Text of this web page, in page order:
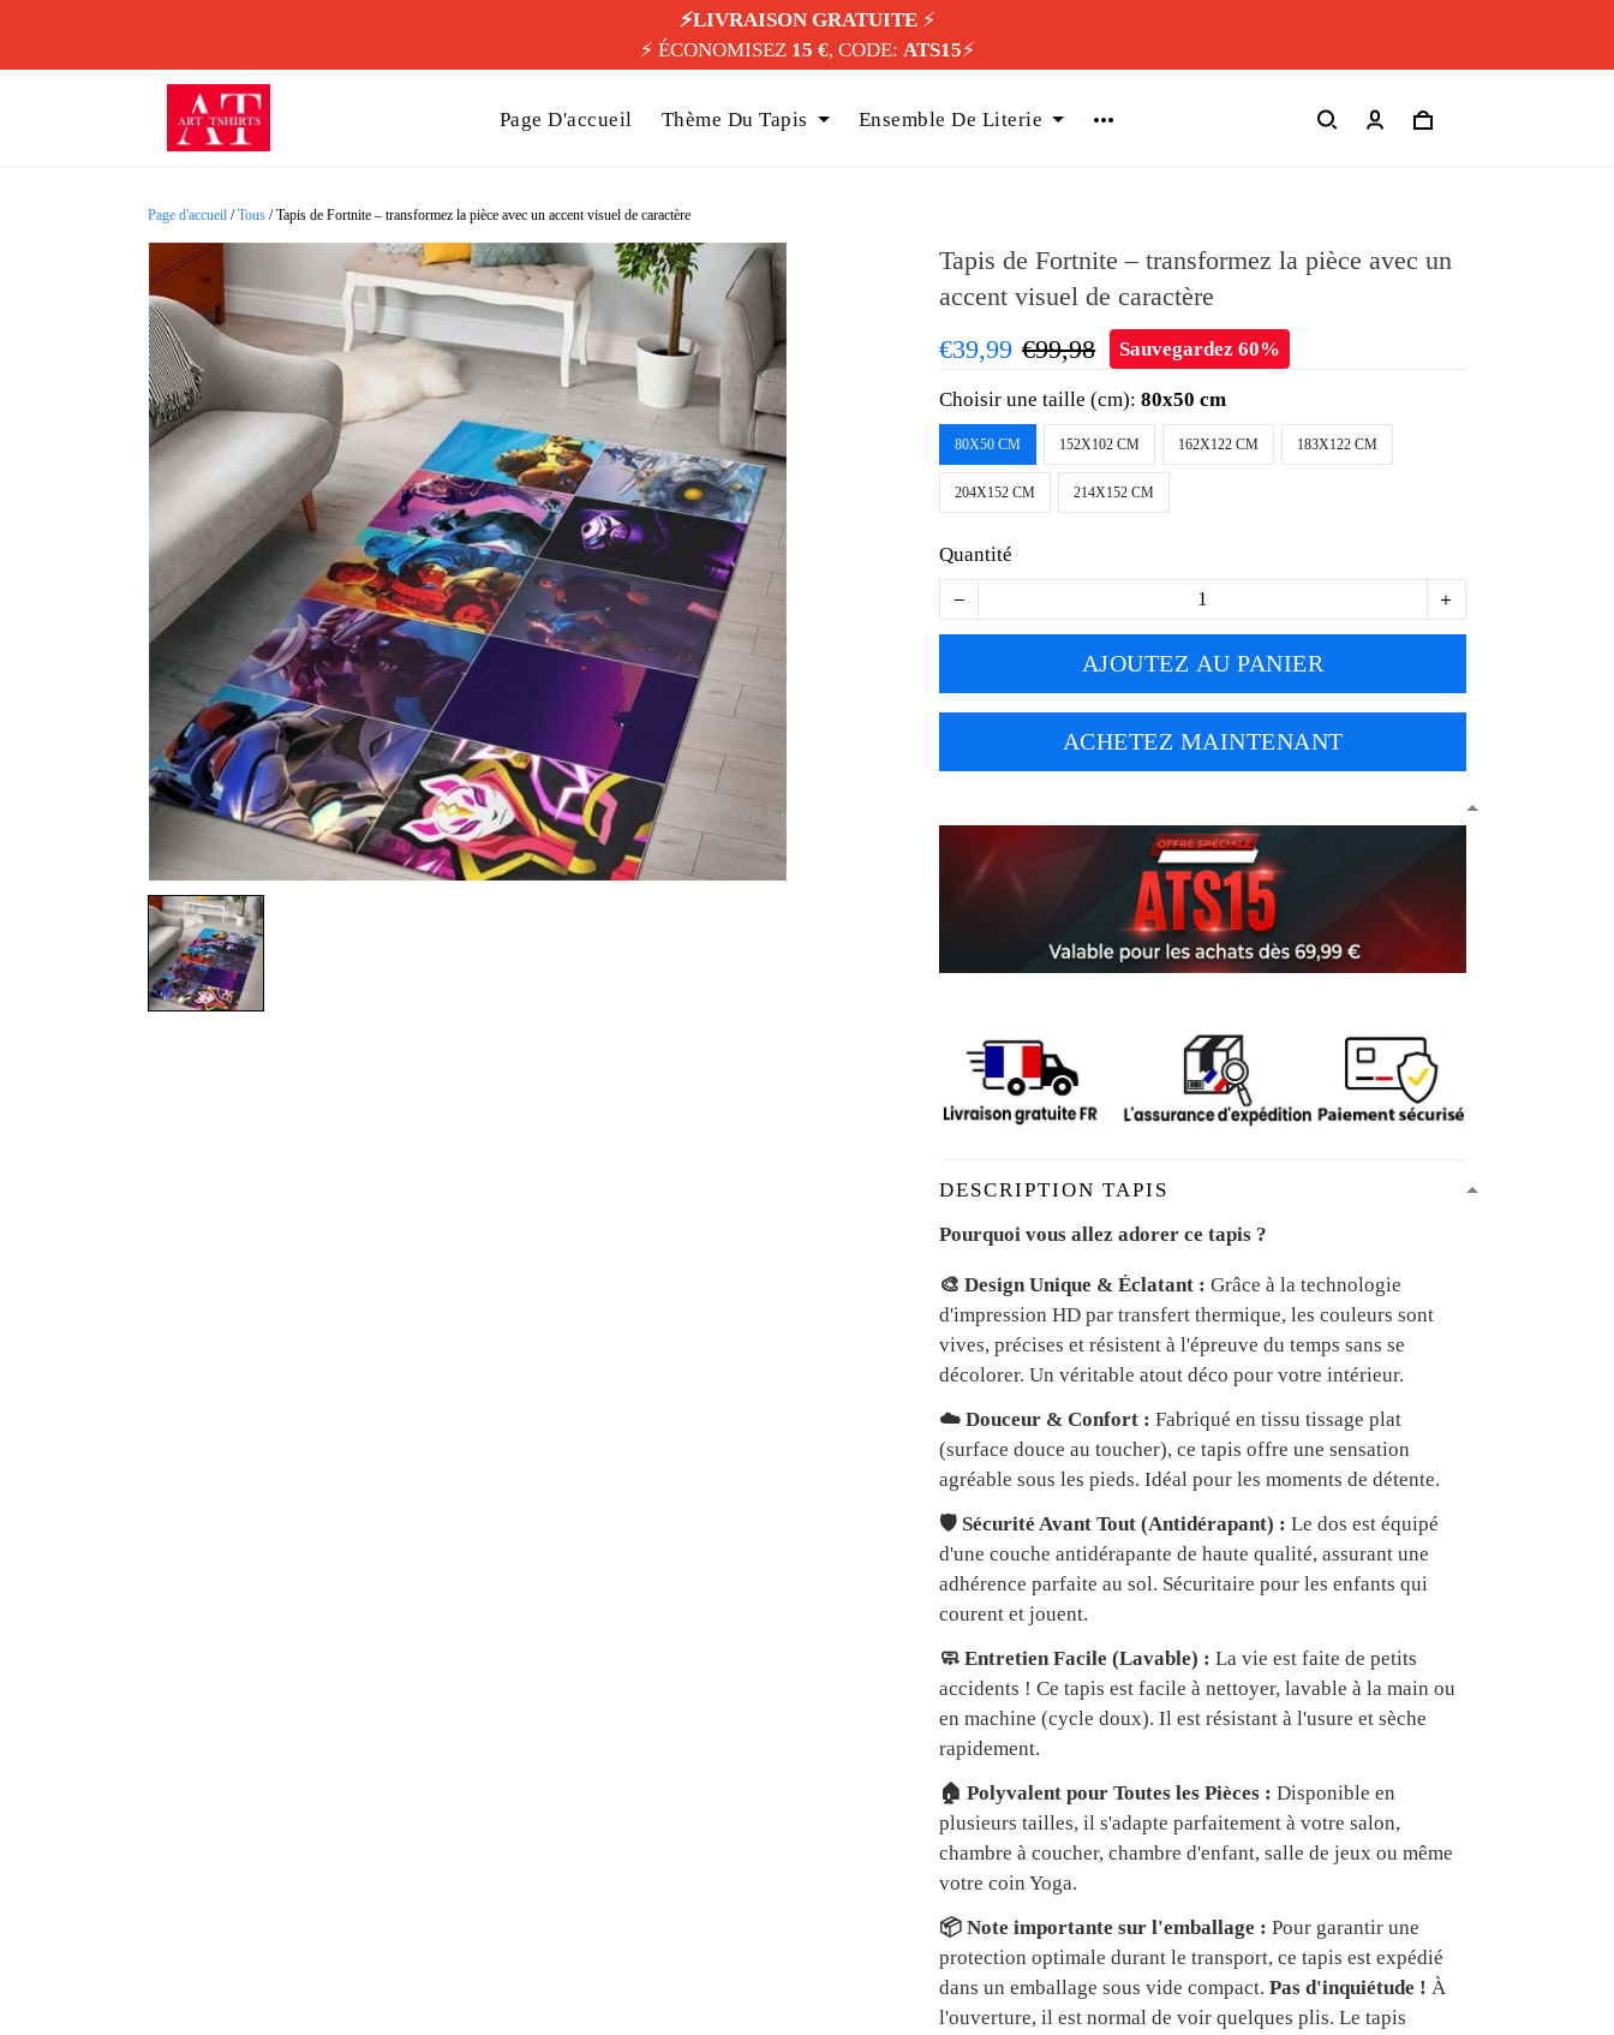
⚡️LIVRAISON GRATUITE⚡️
⚡️ ÉCONOMISEZ 15 €, CODE: ATS15⚡️
Page D'accueil Thème Du Tapis Ensemble De Literie
Page d'accueil /Tous /Tapis de Fortnite – transformez la pièce avec un accent visuel de caractère
Tapis de Fortnite – transformez la pièce avec un
accent visuel de caractère
€39,99 €99,98 Sauvegardez 60%
Choisir une taille (cm):80x50 cm
80X50 CM 152X102 CM 162X122 CM 183X122 CM
204X152 CM 214X152 CM
Quantité
AJOUTEZ AU PANIER
ACHETEZ MAINTENANT
DESCRIPTION TAPIS
Pourquoi vous allez adorer ce tapis ?
🎨 Design Unique & Éclatant : Grâce à la technologie
d'impression HD par transfert thermique, les couleurs sont
vives, précises et résistent à l'épreuve du temps sans se
décolorer. Un véritable atout déco pour votre intérieur.
☁️ Douceur & Confort : Fabriqué en tissu tissage plat
(surface douce au toucher), ce tapis offre une sensation
agréable sous les pieds. Idéal pour les moments de détente.
🛡️ Sécurité Avant Tout (Antidérapant) : Le dos est équipé
d'une couche antidérapante de haute qualité, assurant une
adhérence parfaite au sol. Sécuritaire pour les enfants qui
courent et jouent.
🧼 Entretien Facile (Lavable) : La vie est faite de petits
accidents ! Ce tapis est facile à nettoyer, lavable à la main ou
en machine (cycle doux). Il est résistant à l'usure et sèche
rapidement.
🏠 Polyvalent pour Toutes les Pièces : Disponible en
plusieurs tailles, il s'adapte parfaitement à votre salon,
chambre à coucher, chambre d'enfant, salle de jeux ou même
votre coin Yoga.
📦 Note importante sur l'emballage : Pour garantir une
protection optimale durant le transport, ce tapis est expédié
dans un emballage sous vide compact.Pas d'inquiétude ! À
l'ouverture, il est normal de voir quelques plis. Le tapis